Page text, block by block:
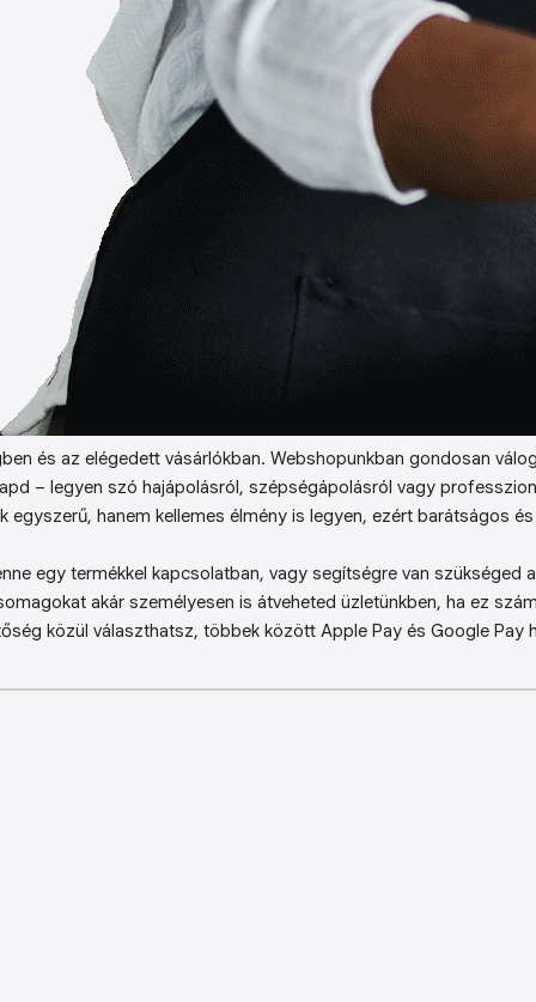
és az elégedett vásárlókban. Webshopunkban gondosan
– legyen szó hajápolásról, szépségápolásról vagy
egyszerű, hanem kellemes élmény is legyen, ezért barátságos
egy termékkel kapcsolatban, vagy segítségre van szükséged
akár személyesen is átveheted üzletünkben, ha ez
közül választhatsz, többek között Apple Pay és Google Pay